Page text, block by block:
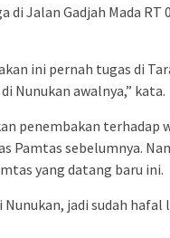
Jalan Gadjah Mada RT
ini pernah tugas di
Nunukan awalnya,” kata.
penembakan terhadap
Pamtas sebelumnya.
yang datang baru ini.
jadi sudah hafal